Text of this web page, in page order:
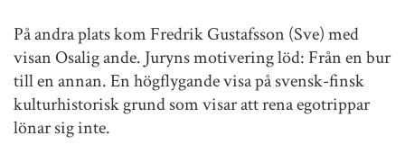
På andra plats kom Fredrik Gustafsson (Sve) med
visan Osalig ande. Juryns motivering löd: Från en bur
till en annan. En högflygande visa på svensk-finsk
kulturhistorisk grund som visar att rena egotrippar
lönar sig inte.